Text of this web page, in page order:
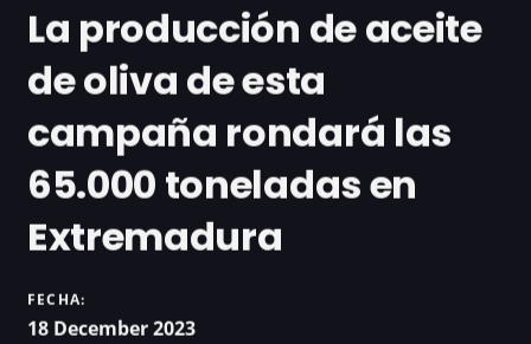
La producción de aceite
de oliva de esta
campaña rondará las
65.000 toneladas en
Extremadura
FECHA:
18 December 2023